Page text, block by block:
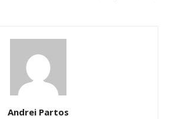
Andrei Partos